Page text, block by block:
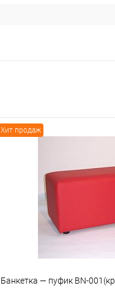
Хит продаж
Банкетка — пуфик BN-